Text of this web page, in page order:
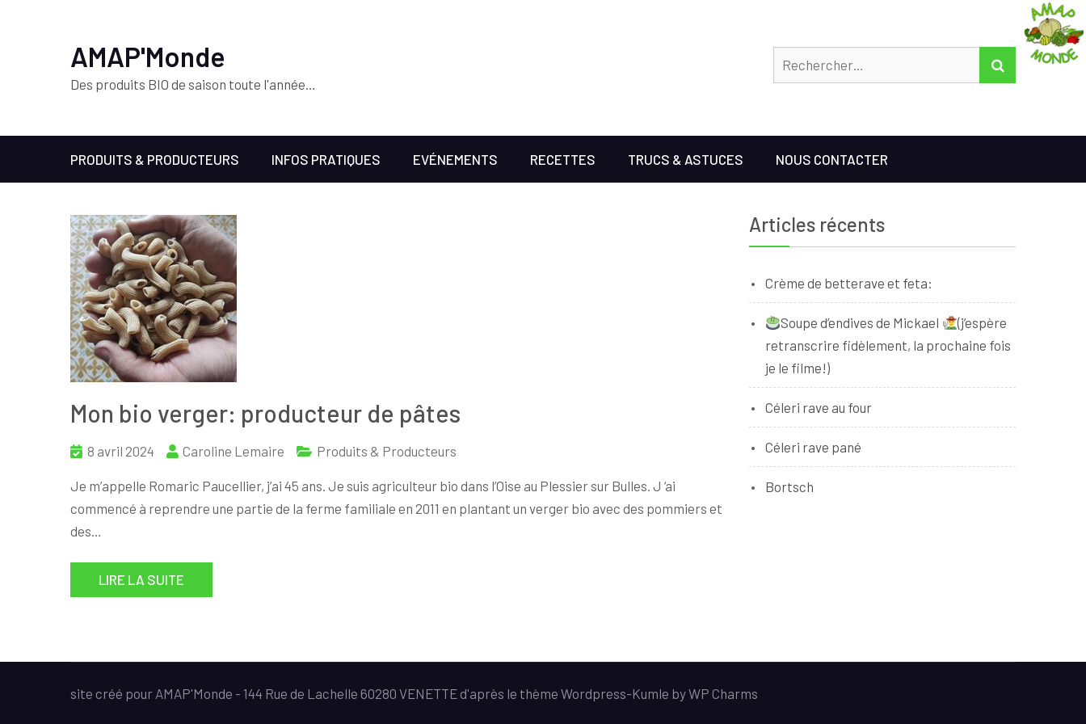
AMAP'Monde
Des produits BIO de saison toute l'année…
RECHERCHER
PRODUITS & PRODUCTEURS INFOS PRATIQUES EVÉNEMENTS RECETTES TRUCS & ASTUCES NOUS CONTACTER
Mon bio verger: producteur de pâtes
8 avril 2024 Caroline Lemaire Produits & Producteurs
Je m’appelle Romaric Paucellier, j’ai 45 ans. Je suis agriculteur bio dans l’Oise au Plessier sur Bulles. J ‘ai
commencé à reprendre une partie de la ferme familiale en 2011 en plantant un verger bio avec des pommiers et
des…
LIRE LA SUITE
Articles récents
Crème de betterave et feta:
Soupe d’endives de Mickael
(j’espère
retranscrire fidèlement, la prochaine fois
je le filme!)
Céleri rave au four
Céleri rave pané
Bortsch
site créé pour AMAP'Monde - 144 Rue de Lachelle 60280 VENETTE d'après le thème Wordpress-Kumle byWP Charms